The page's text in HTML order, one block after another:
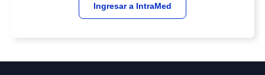
Ingresar a IntraMed